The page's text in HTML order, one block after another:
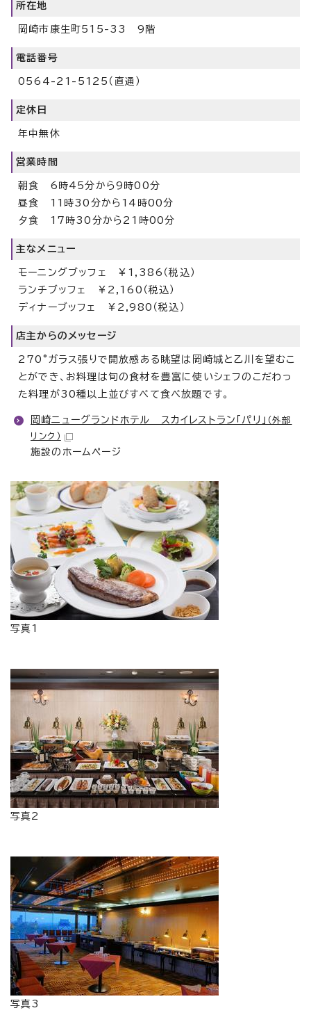
所在地
岡崎市康生町515-33 9階
電話番号
0564-21-5125（直通）
定休日
年中無休
営業時間
朝食 6時45分から9時00分
昼食 11時30分から14時00分
夕食 17時30分から21時00分
主なメニュー
モーニングブッフェ ￥1,386（税込）
ランチブッフェ ￥2,160（税込）
ディナーブッフェ ￥2,980（税込）
店主からのメッセージ
270°ガラス張りで開放感ある眺望は岡崎城と乙川を望むこ
とができ、お料理は旬の食材を豊富に使いシェフのこだわっ
た料理が30種以上並びすべて食べ放題です。
岡崎ニューグランドホテル スカイレストラン「パリ」 （外部
リンク）
施設のホームページ
写真1
写真2
写真3